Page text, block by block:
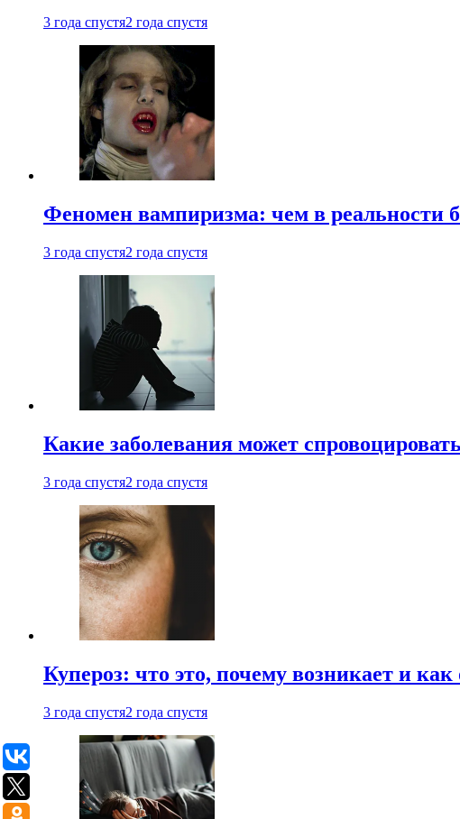
3 года спустя2 года спустя
Феномен вампиризма: чем в реальности
3 года спустя2 года спустя
Какие заболевания может
3 года спустя2 года спустя
Купероз: что это, почему возникает и как
3 года спустя2 года спустя